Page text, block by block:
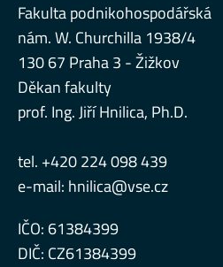
Fakulta podnikohospodářská
nám. W. Churchilla 1938/4
130 67 Praha 3 - Žižkov
Děkan fakulty
prof. Ing. Jiří Hnilica, Ph.D.
tel. +420 224 098 439
e-mail: hnilica@vse.cz
IČO: 61384399
DIČ: CZ61384399